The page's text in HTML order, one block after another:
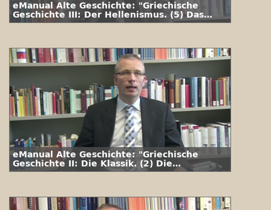
eManual Alte Geschichte: "Griechische
Geschichte III: Der Hellenismus. (5) Das
Alltagsleben und das Leben am Hof"
eManual Alte Geschichte: "Griechische
Geschichte II: Die Klassik. (2) Die
Perserkriege"